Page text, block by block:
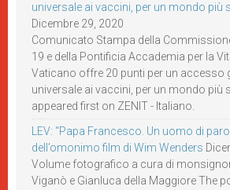
universale ai vaccini, per un mondo più
Dicembre 29, 2020
Comunicato Stampa della
19 e della Pontificia Accademia per la
Vaticano offre 20 punti per un accesso
universale ai vaccini, per un mondo più
appeared first on ZENIT - Italiano.
LEV: “Papa Francesco. Un uomo di
dell’omonimo film di Wim Wenders
Volume fotografico a cura di
Viganò e Gianluca della Maggiore The